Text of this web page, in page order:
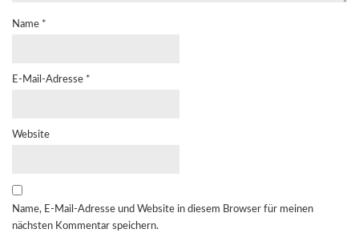
Name *
E-Mail-Adresse *
Website
Name, E-Mail-Adresse und Website in diesem Browser für meinen
nächsten Kommentar speichern.